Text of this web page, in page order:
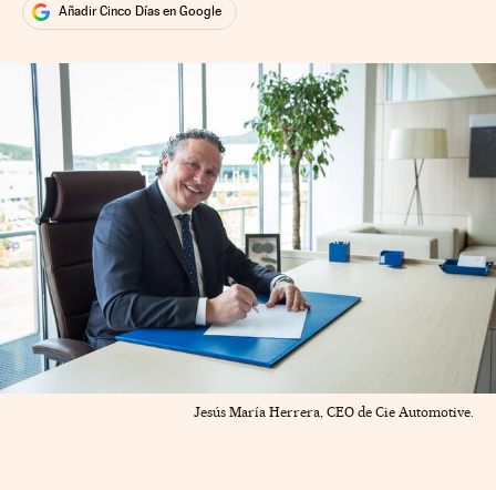
Añadir Cinco Días en Google
Jesús María Herrera, CEO de Cie Automotive.